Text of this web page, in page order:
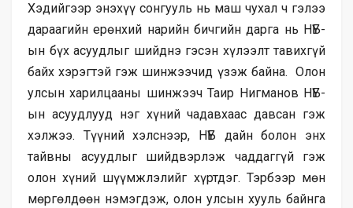
Хэдийгээр энэхүү сонгууль нь маш чухал ч гэлээ
дараагийн ерөнхий нарийн бичгийн дарга нь НҮБ-
ын бүх асуудлыг шийднэ гэсэн хүлээлт тавихгүй
байх хэрэгтэй гэж шинжээчид үзэж байна. Олон
улсын харилцааны шинжээч Таир Нигманов НҮБ-
ын асуудлууд нэг хүний чадавхаас давсан гэж
хэлжээ. Түүний хэлснээр, НҮБ дайн болон энх
тайвны асуудлыг шийдвэрлэж чаддаггүй гэж
олон хүний шүүмжлэлийг хүртдэг. Тэрбээр мөн
мөргөлдөөн нэмэгдэж, олон улсын хууль байнга